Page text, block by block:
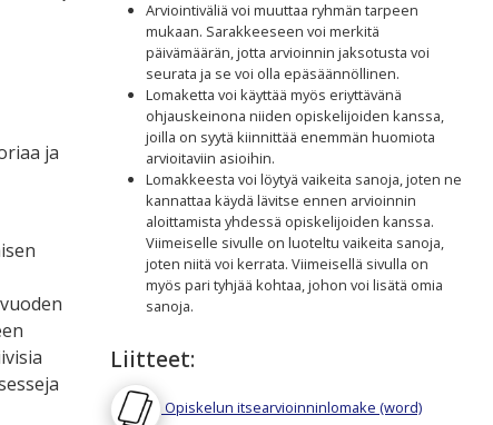
ja
Arviointiväliä voi muuttaa ryhmän tarpeen
mukaan. Sarakkeeseen voi merkitä
päivämäärän, jotta arvioinnin jaksotusta voi
seurata ja se voi olla epäsäännöllinen.
Lomaketta voi käyttää myös eriyttävänä
ohjauskeinona niiden opiskelijoiden kanssa,
joilla on syytä kiinnittää enemmän huomiota
arvioitaviin asioihin.
Lomakkeesta voi löytyä vaikeita sanoja, joten ne
kannattaa käydä lävitse ennen arvioinnin
aloittamista yhdessä opiskelijoiden kanssa.
Viimeiselle sivulle on luoteltu vaikeita sanoja,
joten niitä voi kerrata. Viimeisellä sivulla on
myös pari tyhjää kohtaa, johon voi lisätä omia
sanoja.
Liitteet:
Opiskelun itsearvioinninlomake (word)